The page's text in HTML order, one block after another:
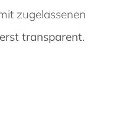
zugelassenen
transparent.